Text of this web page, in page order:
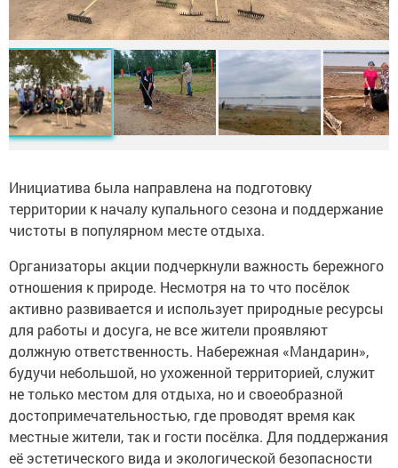
Инициатива была направлена на подготовку
территории к началу купального сезона и поддержание
чистоты в популярном месте отдыха.
Организаторы акции подчеркнули важность бережного
отношения к природе. Несмотря на то что посёлок
активно развивается и использует природные ресурсы
для работы и досуга, не все жители проявляют
должную ответственность. Набережная «Мандарин»,
будучи небольшой, но ухоженной территорией, служит
не только местом для отдыха, но и своеобразной
достопримечательностью, где проводят время как
местные жители, так и гости посёлка. Для поддержания
её эстетического вида и экологической безопасности